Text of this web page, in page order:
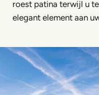
roest patina terwijl u
elegant element aan